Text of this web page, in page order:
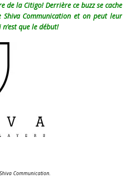
de la Citigo! Derrière ce buzz se cache
Shiva Communication et on peut leur
que le début!
Communication.